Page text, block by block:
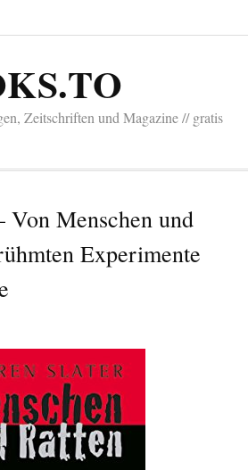
Zeitschriften und Magazine // gratis
Von Menschen und
Experimente